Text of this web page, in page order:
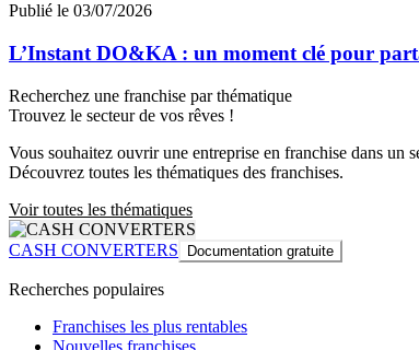
Publié le 03/07/2026
L’Instant DO&KA : un moment clé pour
Recherchez une franchise par thématique
Trouvez le secteur de vos rêves !
Vous souhaitez ouvrir une entreprise en franchise dans un
Découvrez toutes les thématiques des franchises.
Voir toutes les thématiques
CASH CONVERTERS Documentation gratuite
Recherches populaires
Franchises les plus rentables
Nouvelles franchises